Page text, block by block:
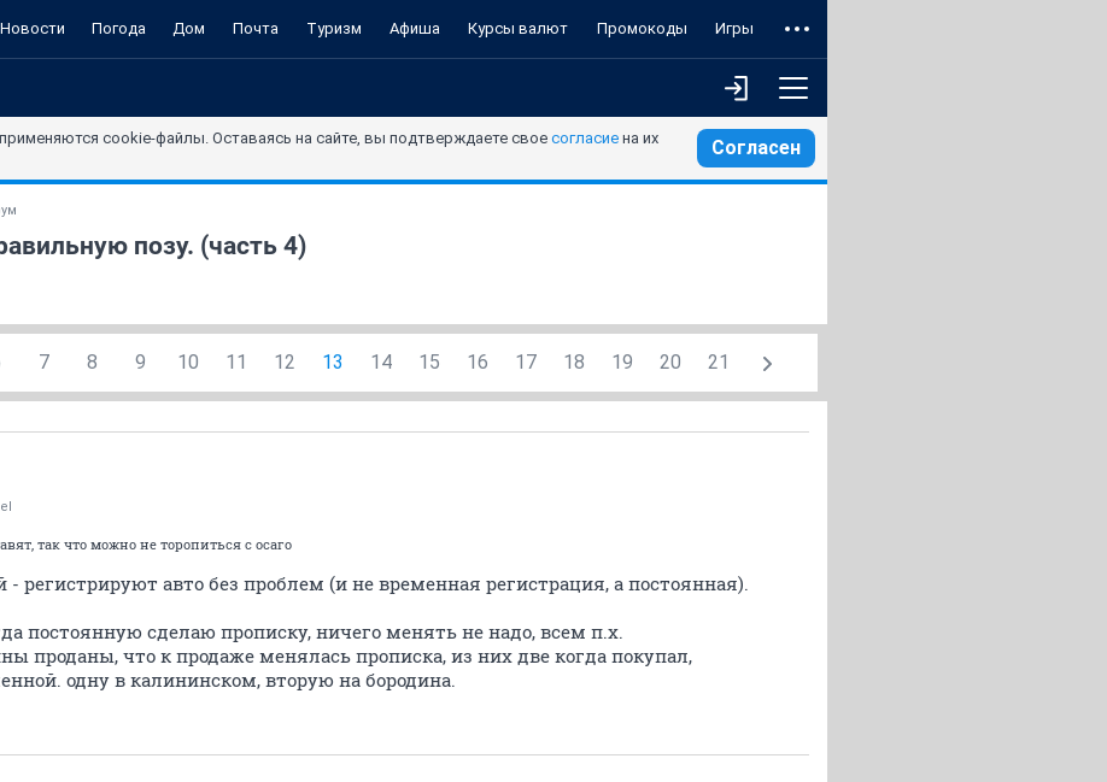
Новости Погода Дом Почта Туризм Афиша Курсы валют Промокоды Игры
cookie-файлы. Оставаясь на сайте, вы подтверждаете свое согласие на их
Согласен
позу. (часть 4)
7 8 9 10 11 12 13 14 15 16 17 18 19 20 21
так что можно не торопиться с осаго
регистрируют авто без проблем (и не временная регистрация, а постоянная).
постоянную сделаю прописку, ничего менять не надо, всем п.х.
проданы, что к продаже менялась прописка, из них две когда покупал,
одну в калининском, вторую на бородина.